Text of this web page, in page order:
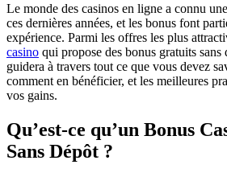
Le monde des casinos en ligne a connu
ces dernières années, et les bonus font
expérience. Parmi les offres les plus
casino qui propose des bonus gratuits
guidera à travers tout ce que vous devez
comment en bénéficier, et les meilleures
vos gains.
Qu’est-ce qu’un Bonus
Sans Dépôt ?